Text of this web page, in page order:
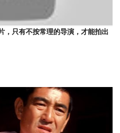
，只有不按常理的导演，才能拍出